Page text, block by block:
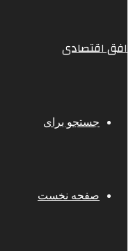
افق اقتصادی
جستجو برای
صفحه نخست